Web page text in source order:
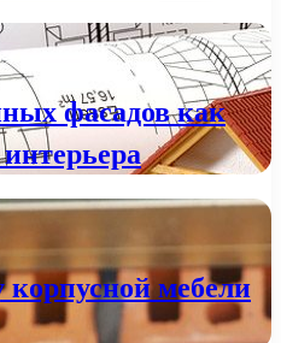
фасадов как
мебели